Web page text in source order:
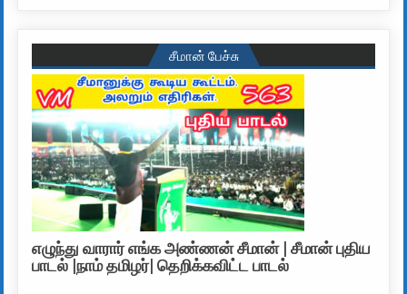
சீமான் பேச்சு
எழுந்து வாரார் எங்க அண்ணன் சீமான் | சீமான் புதிய
பாடல் |நாம் தமிழர்| தெறிக்கவிட்ட பாடல்